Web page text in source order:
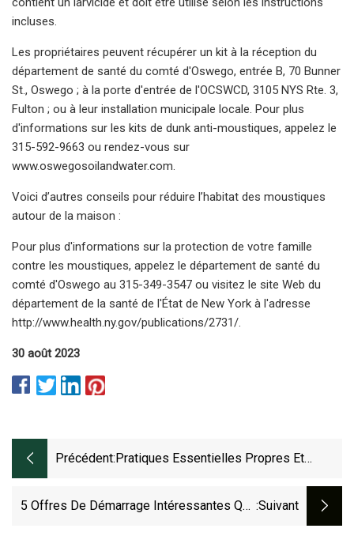
incluses.
Les propriétaires peuvent récupérer un kit à la réception du
département de santé du comté d'Oswego, entrée B, 70 Bunner
St., Oswego ; à la porte d'entrée de l'OCSWCD, 3105 NYS Rte. 3,
Fulton ; ou à leur installation municipale locale. Pour plus
d'informations sur les kits de dunk anti-moustiques, appelez le
315-592-9663 ou rendez-vous sur
www.oswegosoilandwater.com.
Voici d’autres conseils pour réduire l’habitat des moustiques
autour de la maison :
Pour plus d'informations sur la protection de votre famille
contre les moustiques, appelez le département de santé du
comté d'Oswego au 315-349-3547 ou visitez le site Web du
département de la santé de l'État de New York à l'adresse
http://www.health.ny.gov/publications/2731/.
30 août 2023
Précédent: Pratiques Essentielles Propres Et
5 Offres De Démarrage Intéressantes Que :suivant